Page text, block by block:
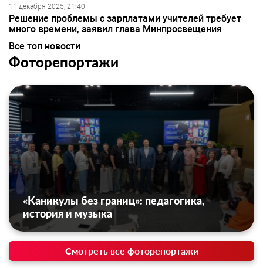
11 декабря 2025, 21:40
Решение проблемы с зарплатами учителей требует
много времени, заявил глава Минпросвещения
Все топ новости
Фоторепортажи
«Каникулы без границ»: педагогика,
история и музыка
Смотреть все фоторепортажи